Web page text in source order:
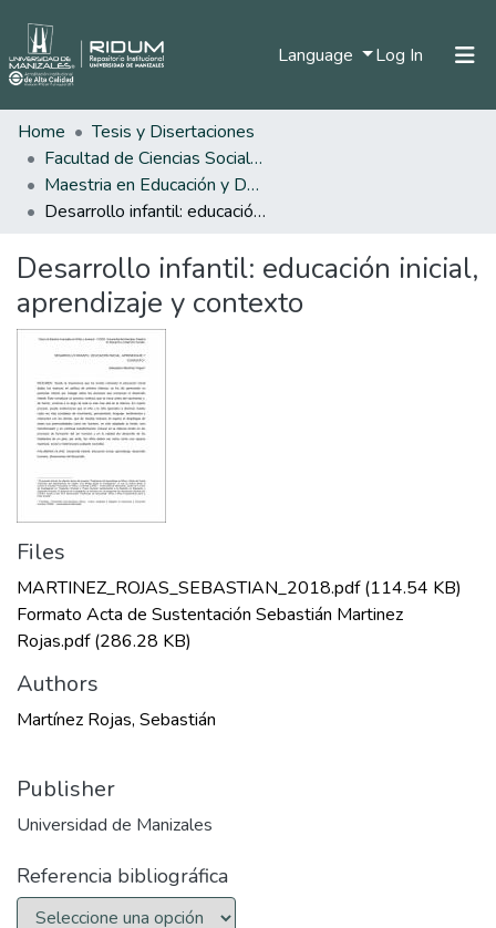
Language Log In (current)
Statistics
Home
Tesis y Disertaciones
Facultad de Ciencias Sociales y Humanas
Maestria en Educación y Desarrollo Humano
Desarrollo infantil: educación inicial, aprendizaje y contexto
Desarrollo infantil: educación inicial,
aprendizaje y contexto
Files
MARTINEZ_ROJAS_SEBASTIAN_2018.pdf(114.54 KB)
Formato Acta de Sustentación Sebastián Martinez
Rojas.pdf(286.28 KB)
Authors
Martínez Rojas, Sebastián
Publisher
Universidad de Manizales
Referencia bibliográfica